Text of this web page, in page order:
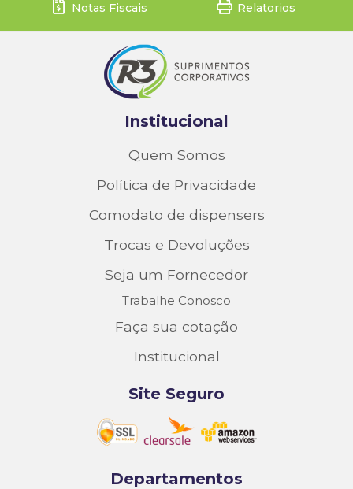
Notas Fiscais Relatorios
Institucional
Quem Somos
Política de Privacidade
Comodato de dispensers
Trocas e Devoluções
Seja um Fornecedor
Trabalhe Conosco
Faça sua cotação
Institucional
Site Seguro
Departamentos